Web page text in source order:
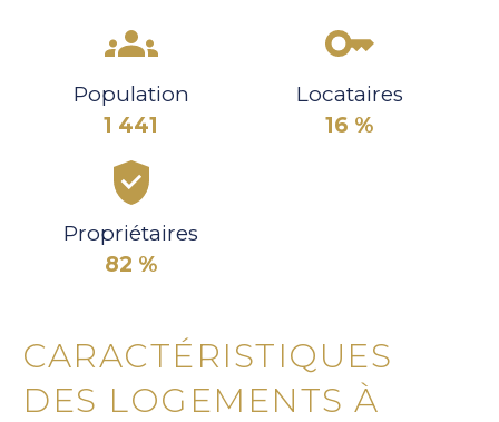
Population
1 441
Locataires
16 %
Propriétaires
82 %
CARACTÉRISTIQUES
DES LOGEMENTS À